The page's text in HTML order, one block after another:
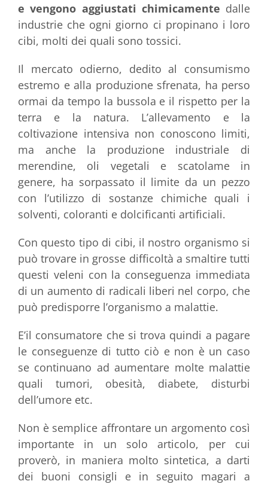
e vengono aggiustati chimicamente dalle
industrie che ogni giorno ci propinano i loro
cibi, molti dei quali sono tossici.
Il mercato odierno, dedito al consumismo
estremo e alla produzione sfrenata, ha perso
ormai da tempo la bussola e il rispetto per la
terra e la natura. L’allevamento e la
coltivazione intensiva non conoscono limiti,
ma anche la produzione industriale di
merendine, oli vegetali e scatolame in
genere, ha sorpassato il limite da un pezzo
con l’utilizzo di sostanze chimiche quali i
solventi, coloranti e dolcificanti artificiali.
Con questo tipo di cibi, il nostro organismo si
può trovare in grosse difficoltà a smaltire tutti
questi veleni con la conseguenza immediata
di un aumento di radicali liberi nel corpo, che
può predisporre l’organismo a malattie.
E’il consumatore che si trova quindi a pagare
le conseguenze di tutto ciò e non è un caso
se continuano ad aumentare molte malattie
quali tumori, obesità, diabete, disturbi
dell’umore etc.
Non è semplice affrontare un argomento così
importante in un solo articolo, per cui
proverò, in maniera molto sintetica, a darti
dei buoni consigli e in seguito magari a